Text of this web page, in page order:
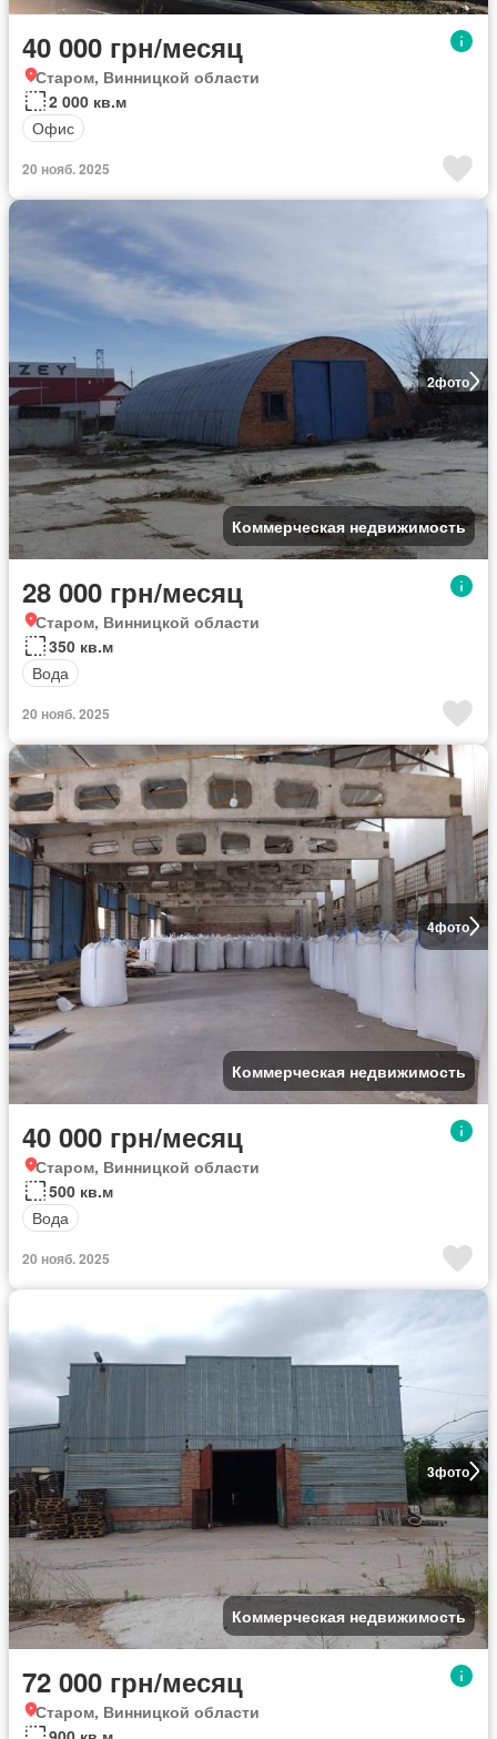
40 000 грн/месяц
Старом, Винницкой области
2 000 кв.м
Офис
20 нояб. 2025
2фото
Коммерческая недвижимость
28 000 грн/месяц
Старом, Винницкой области
350 кв.м
Вода
20 нояб. 2025
4фото
Коммерческая недвижимость
40 000 грн/месяц
Старом, Винницкой области
500 кв.м
Вода
20 нояб. 2025
3фото
Коммерческая недвижимость
72 000 грн/месяц
Старом, Винницкой области